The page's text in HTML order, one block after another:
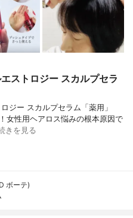
ストロジー スカルプセラ
ジー スカルプセラム「薬用」
女性用ヘアロス悩みの根本原因で
きを見る
ボーテ)